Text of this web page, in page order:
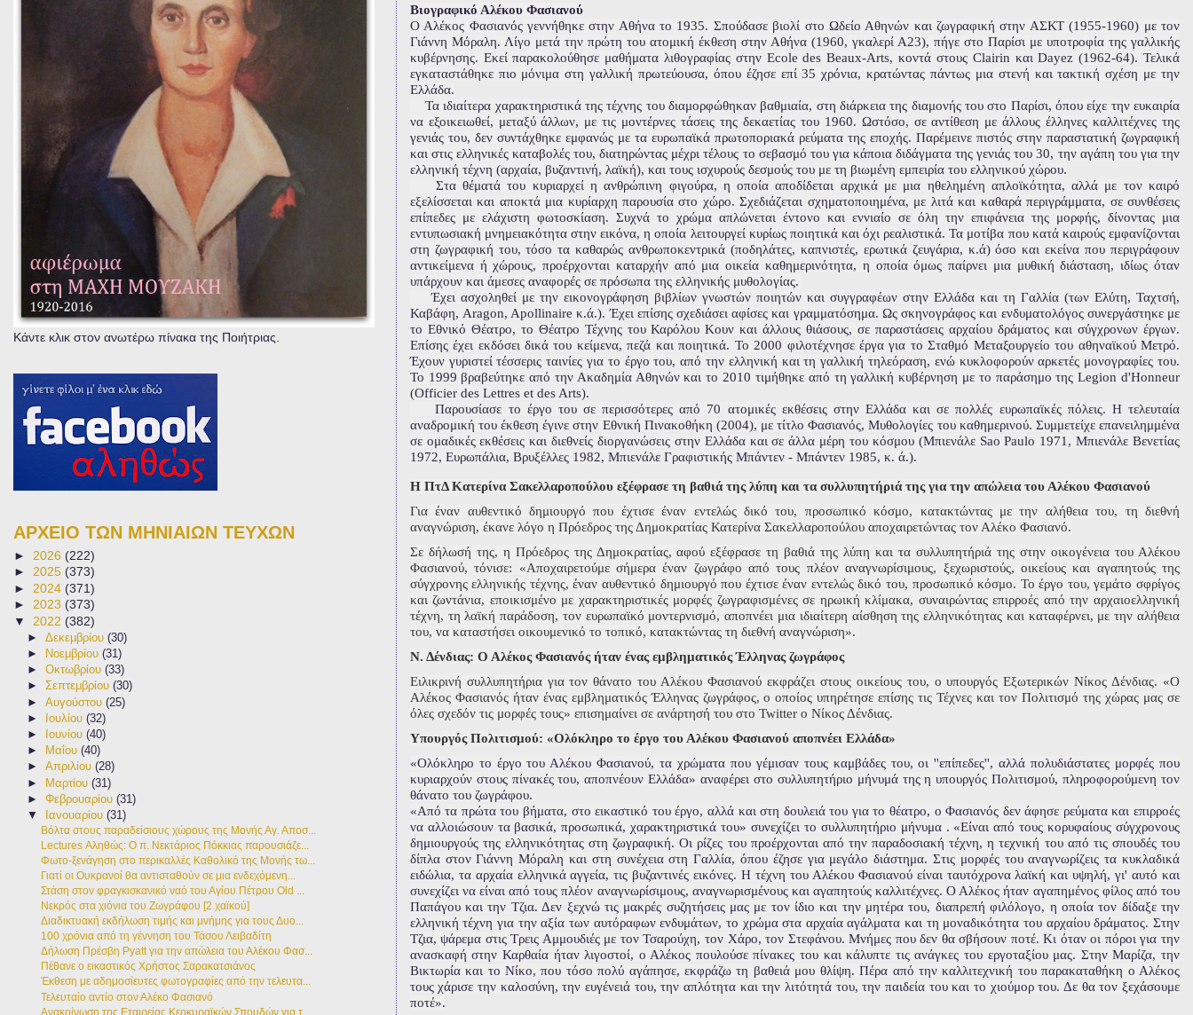
Βιογραφικό Αλέκου Φασιανού
Ο Αλέκος Φασιανός γεννήθηκε στην Αθήνα το 1935. Σπούδασε βιολί στο Ωδείο Αθηνών και ζωγραφική στην ΑΣΚΤ (1955-1960) με τον
Γιάννη Μόραλη. Λίγο μετά την πρώτη του ατομική έκθεση στην Αθήνα (1960, γκαλερί Α23), πήγε στο Παρίσι με υποτροφία της γαλλικής
κυβέρνησης. Εκεί παρακολούθησε μαθήματα λιθογραφίας στην Ecole des Βeaux-Αrts, κοντά στους Clairin και Dayez (1962-64). Τελικά
εγκαταστάθηκε πιο μόνιμα στη γαλλική πρωτεύουσα, όπου έζησε επί 35 χρόνια, κρατώντας πάντως μια στενή και τακτική σχέση με την
Ελλάδα.
Τα ιδιαίτερα χαρακτηριστικά της τέχνης του διαμορφώθηκαν βαθμιαία, στη διάρκεια της διαμονής του στο Παρίσι, όπου είχε την ευκαιρία
να εξοικειωθεί, μεταξύ άλλων, με τις μοντέρνες τάσεις της δεκαετίας του 1960. Ωστόσο, σε αντίθεση με άλλους έλληνες καλλιτέχνες της
γενιάς του, δεν συντάχθηκε εμφανώς με τα ευρωπαϊκά πρωτοποριακά ρεύματα της εποχής. Παρέμεινε πιστός στην παραστατική ζωγραφική
και στις ελληνικές καταβολές του, διατηρώντας μέχρι τέλους το σεβασμό του για κάποια διδάγματα της γενιάς του 30, την αγάπη του για την
ελληνική τέχνη (αρχαία, βυζαντινή, λαϊκή), και τους ισχυρούς δεσμούς του με τη βιωμένη εμπειρία του ελληνικού χώρου.
Στα θέματά του κυριαρχεί η ανθρώπινη φιγούρα, η οποία αποδίδεται αρχικά με μια ηθελημένη απλοϊκότητα, αλλά με τον καιρό
εξελίσσεται και αποκτά μια κυρίαρχη παρουσία στο χώρο. Σχεδιάζεται σχηματοποιημένα, με λιτά και καθαρά περιγράμματα, σε συνθέσεις
επίπεδες με ελάχιστη φωτοσκίαση. Συχνά το χρώμα απλώνεται έντονο και εννιαίο σε όλη την επιφάνεια της μορφής, δίνοντας μια
εντυπωσιακή μνημειακότητα στην εικόνα, η οποία λειτουργεί κυρίως ποιητικά και όχι ρεαλιστικά. Τα μοτίβα που κατά καιρούς εμφανίζονται
στη ζωγραφική του, τόσο τα καθαρώς ανθρωποκεντρικά (ποδηλάτες, καπνιστές, ερωτικά ζευγάρια, κ.ά) όσο και εκείνα που περιγράφουν
αντικείμενα ή χώρους, προέρχονται καταρχήν από μια οικεία καθημερινότητα, η οποία όμως παίρνει μια μυθική διάσταση, ιδίως όταν
υπάρχουν και άμεσες αναφορές σε πρόσωπα της ελληνικής μυθολογίας.
Έχει ασχοληθεί με την εικονογράφηση βιβλίων γνωστών ποιητών και συγγραφέων στην Ελλάδα και τη Γαλλία (των Ελύτη, Ταχτσή,
Καβάφη, Aragon, Apollinaire κ.ά.). Έχει επίσης σχεδιάσει αφίσες και γραμματόσημα. Ως σκηνογράφος και ενδυματολόγος συνεργάστηκε με
το Εθνικό Θέατρο, το Θέατρο Τέχνης του Καρόλου Κουν και άλλους θιάσους, σε παραστάσεις αρχαίου δράματος και σύγχρονων έργων.
Επίσης έχει εκδόσει δικά του κείμενα, πεζά και ποιητικά. Το 2000 φιλοτέχνησε έργα για το Σταθμό Μεταξουργείο του αθηναϊκού Μετρό.
Έχουν γυριστεί τέσσερις ταινίες για το έργο του, από την ελληνική και τη γαλλική τηλεόραση, ενώ κυκλοφορούν αρκετές μονογραφίες του.
Το 1999 βραβεύτηκε από την Ακαδημία Αθηνών και το 2010 τιμήθηκε από τη γαλλική κυβέρνηση με το παράσημο της Legion d'Honneur
(Officier des Lettres et des Arts).
Παρουσίασε το έργο του σε περισσότερες από 70 ατομικές εκθέσεις στην Ελλάδα και σε πολλές ευρωπαϊκές πόλεις. Η τελευταία
αναδρομική του έκθεση έγινε στην Εθνική Πινακοθήκη (2004), με τίτλο Φασιανός, Μυθολογίες του καθημερινού. Συμμετείχε επανειλημμένα
σε ομαδικές εκθέσεις και διεθνείς διοργανώσεις στην Ελλάδα και σε άλλα μέρη του κόσμου (Μπιενάλε Sao Paulo 1971, Μπιενάλε Βενετίας
1972, Ευρωπάλια, Βρυξέλλες 1982, Μπιενάλε Γραφιστικής Μπάντεν - Μπάντεν 1985, κ. ά.).
Η ΠτΔ Κατερίνα Σακελλαροπούλου εξέφρασε τη βαθιά της λύπη και τα συλλυπητήριά της για την απώλεια του Αλέκου Φασιανού
Για έναν αυθεντικό δημιουργό που έχτισε έναν εντελώς δικό του, προσωπικό κόσμο, κατακτώντας με την αλήθεια του, τη διεθνή
αναγνώριση, έκανε λόγο η Πρόεδρος της Δημοκρατίας Κατερίνα Σακελλαροπούλου αποχαιρετώντας τον Αλέκο Φασιανό.
Σε δήλωσή της, η Πρόεδρος της Δημοκρατίας, αφού εξέφρασε τη βαθιά της λύπη και τα συλλυπητήριά της στην οικογένεια του Αλέκου
Φασιανού, τόνισε: «Αποχαιρετούμε σήμερα έναν ζωγράφο από τους πλέον αναγνωρίσιμους, ξεχωριστούς, οικείους και αγαπητούς της
σύγχρονης ελληνικής τέχνης, έναν αυθεντικό δημιουργό που έχτισε έναν εντελώς δικό του, προσωπικό κόσμο. Το έργο του, γεμάτο σφρίγος
και ζωντάνια, εποικισμένο με χαρακτηριστικές μορφές ζωγραφισμένες σε ηρωική κλίμακα, συναιρώντας επιρροές από την αρχαιοελληνική
τέχνη, τη λαϊκή παράδοση, τον ευρωπαϊκό μοντερνισμό, αποπνέει μια ιδιαίτερη αίσθηση της ελληνικότητας και καταφέρνει, με την αλήθεια
του, να καταστήσει οικουμενικό το τοπικό, κατακτώντας τη διεθνή αναγνώριση».
Ν. Δένδιας: Ο Αλέκος Φασιανός ήταν ένας εμβληματικός Έλληνας ζωγράφος
Ειλικρινή συλλυπητήρια για τον θάνατο του Αλέκου Φασιανού εκφράζει στους οικείους του, ο υπουργός Εξωτερικών Νίκος Δένδιας. «Ο
Αλέκος Φασιανός ήταν ένας εμβληματικός Έλληνας ζωγράφος, ο οποίος υπηρέτησε επίσης τις Τέχνες και τον Πολιτισμό της χώρας μας σε
όλες σχεδόν τις μορφές τους» επισημαίνει σε ανάρτησή του στο Twitter ο Νίκος Δένδιας.
Υπουργός Πολιτισμού: «Ολόκληρο το έργο του Αλέκου Φασιανού αποπνέει Ελλάδα»
«Ολόκληρο το έργο του Αλέκου Φασιανού, τα χρώματα που γέμισαν τους καμβάδες του, οι ''επίπεδες'', αλλά πολυδιάστατες μορφές που
κυριαρχούν στους πίνακές του, αποπνέουν Ελλάδα» αναφέρει στο συλλυπητήριο μήνυμά της η υπουργός Πολιτισμού, πληροφορούμενη τον
θάνατο του ζωγράφου.
«Από τα πρώτα του βήματα, στο εικαστικό του έργο, αλλά και στη δουλειά του για το θέατρο, ο Φασιανός δεν άφησε ρεύματα και επιρροές
να αλλοιώσουν τα βασικά, προσωπικά, χαρακτηριστικά του» συνεχίζει το συλλυπητήριο μήνυμα . «Είναι από τους κορυφαίους σύγχρονους
δημιουργούς της ελληνικότητας στη ζωγραφική. Οι ρίζες του προέρχονται από την παραδοσιακή τέχνη, η τεχνική του από τις σπουδές του
δίπλα στον Γιάννη Μόραλη και στη συνέχεια στη Γαλλία, όπου έζησε για μεγάλο διάστημα. Στις μορφές του αναγνωρίζεις τα κυκλαδικά
ειδώλια, τα αρχαία ελληνικά αγγεία, τις βυζαντινές εικόνες. Η τέχνη του Αλέκου Φασιανού είναι ταυτόχρονα λαϊκή και υψηλή, γι' αυτό και
συνεχίζει να είναι από τους πλέον αναγνωρίσιμους, αναγνωρισμένους και αγαπητούς καλλιτέχνες. Ο Αλέκος ήταν αγαπημένος φίλος από του
Παπάγου και την Τζια. Δεν ξεχνώ τις μακρές συζητήσεις μας με τον ίδιο και την μητέρα του, διαπρεπή φιλόλογο, η οποία τον δίδαξε την
ελληνική τέχνη για την αξία των αυτόραφων ενδυμάτων, το χρώμα στα αρχαία αγάλματα και τη μοναδικότητα του αρχαίου δράματος. Στην
Τζια, ψάρεμα στις Τρεις Αμμουδιές με τον Τσαρούχη, τον Χάρο, τον Στεφάνου. Μνήμες που δεν θα σβήσουν ποτέ. Κι όταν οι πόροι για την
ανασκαφή στην Καρθαία ήταν λιγοστοί, ο Αλέκος πουλούσε πίνακες του και κάλυπτε τις ανάγκες του εργοταξίου μας. Στην Μαρίζα, την
Βικτωρία και το Νίκο, που τόσο πολύ αγάπησε, εκφράζω τη βαθειά μου θλίψη. Πέρα από την καλλιτεχνική του παρακαταθήκη ο Αλέκος
τους χάρισε την καλοσύνη, την ευγένειά του, την απλότητα και την λιτότητά του, την παιδεία του και το χιούμορ του. Δε θα τον ξεχάσουμε
ποτέ».
Κάντε κλικ στον ανωτέρω πίνακα της Ποιήτριας.
ΑΡΧΕΙΟ ΤΩΝ ΜΗΝΙΑΙΩΝ ΤΕΥΧΩΝ
► 2026 (222)
► 2025 (373)
► 2024 (371)
► 2023 (373)
▼ 2022 (382)
►Δεκεμβρίου(30)
►
Νοεμβρίου(31)
►Οκτωβρίου(33)
►Σεπτεμβρίου(30)
►Αυγούστου(25)
► Ιουλίου(32)
►
Ιουνίου(40)
►
Μαΐου(40)
►Απριλίου(28)
► Μαρτίου(31)
►Φεβρουαρίου(31)
▼
Ιανουαρίου(31)
Βόλτα στους παραδείσιους χώρους της Μονής Αγ. Αποσ...
Lectures Αληθώς: Ο π. Νεκτάριος Πόκκιας παρουσιάζε...
Φωτο-ξενάγηση στο περικαλλές Καθολικό της Μονής τω...
Γιατί οι Ουκρανοί θα αντισταθούν σε μια ενδεχόμενη...
Στάση στον φραγκισκανικό ναό του Αγίου Πέτρου Old ...
Νεκρός στα χιόνια του Ζωγράφου [2 χαϊκού]
Διαδικτυακή εκδήλωση τιμής και μνήμης για τους Δυο...
100 χρόνια από τη γέννηση του Τάσου Λειβαδίτη
Δήλωση Πρέσβη Pyatt για την απώλεια του Αλέκου Φασ...
Πέθανε ο εικαστικός Χρήστος Σαρακατσιάνος
Έκθεση με αδημοσίευτες φωτογραφίες από την τελευτα...
Τελευταίο αντίο στον Αλέκο Φασιανό
Ανακοίνωση της Εταιρείας Κερκυραϊκών Σπουδών για τ...